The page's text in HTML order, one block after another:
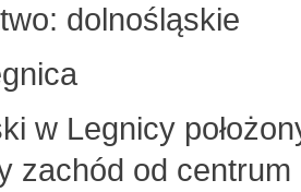
dolnośląskie
w Legnicy
zachód od